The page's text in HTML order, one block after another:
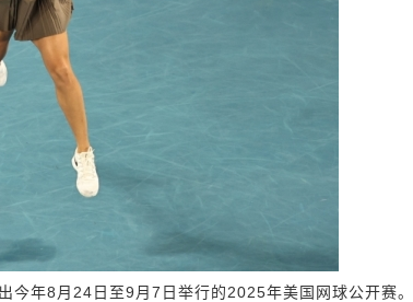
今年8月24日至9月7日举行的2025年美国网球公开赛。